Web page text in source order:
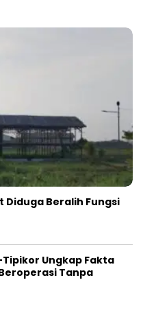
Diduga Beralih Fungsi
Ungkap Fakta
Tanpa